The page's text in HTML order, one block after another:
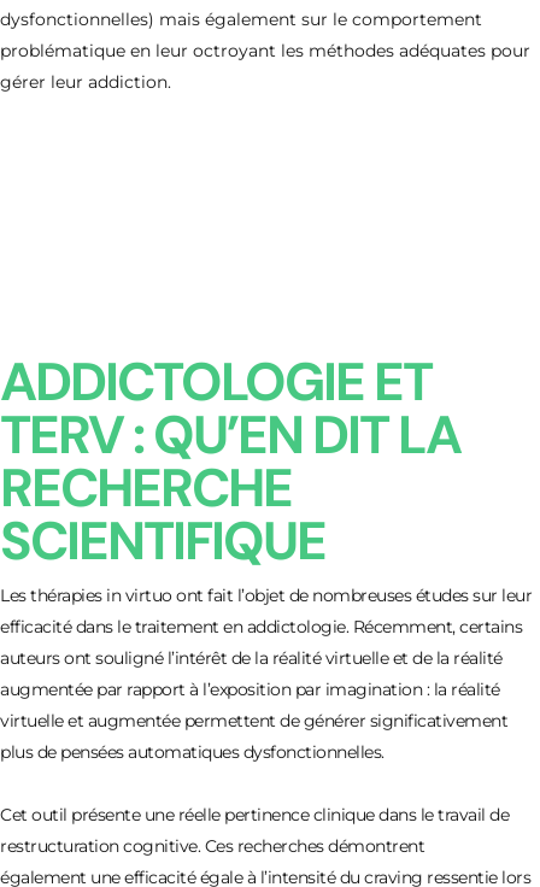
dysfonctionnelles) mais également sur le comportement
problématique en leur octroyant les méthodes adéquates pour
gérer leur addiction.
ADDICTOLOGIE ET
TERV : QU’EN DIT LA
RECHERCHE
SCIENTIFIQUE
Les thérapies in virtuo ont fait l’objet de nombreuses études sur leur
efficacité dans le traitement en addictologie. Récemment, certains
auteurs ont souligné l’intérêt de la réalité virtuelle et de la réalité
augmentée par rapport à l’exposition par imagination : la réalité
virtuelle et augmentée permettent de générer significativement
plus de pensées automatiques dysfonctionnelles.
Cet outil présente une réelle pertinence clinique dans le travail de
restructuration cognitive. Ces recherches démontrent
également une efficacité égale à l’intensité du craving ressentie lors